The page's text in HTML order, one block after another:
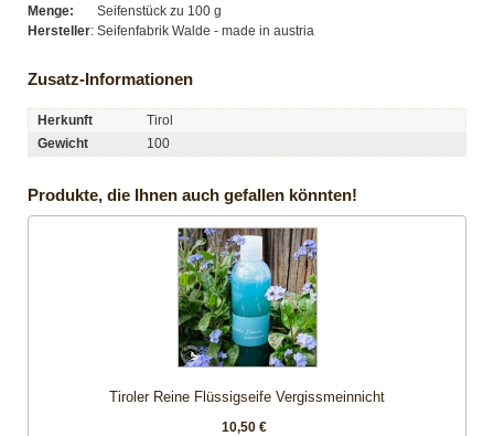
Menge:
Seifenstück zu 100 g
Hersteller: Seifenfabrik Walde - made in austria
Zusatz-Informationen
Herkunft
Tirol
Gewicht
100
Produkte, die Ihnen auch gefallen könnten!
Tiroler Reine Flüssigseife Vergissmeinnicht
10,50 €